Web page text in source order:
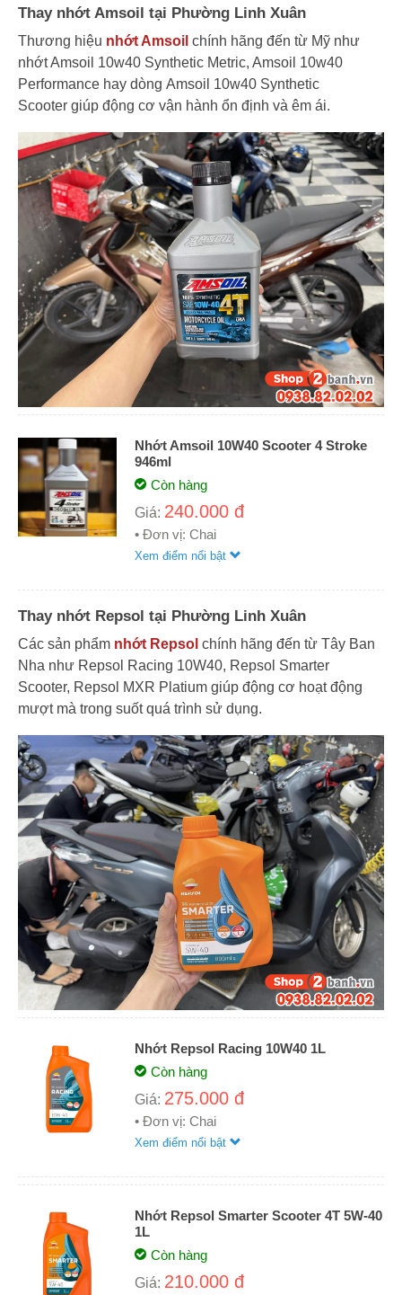
Thay nhớt Amsoil tại Phường Linh Xuân
Thương hiệu nhớt Amsoil chính hãng đến từ Mỹ như
nhớt Amsoil 10w40 Synthetic Metric, Amsoil 10w40
Performance hay dòng Amsoil 10w40 Synthetic
Scooter giúp động cơ vận hành ổn định và êm ái.
Nhớt Amsoil 10W40 Scooter 4 Stroke
946ml
Còn hàng
Giá: 240.000 đ
• Đơn vị: Chai
Xem điểm nổi bật
Thay nhớt Repsol tại Phường Linh Xuân
Các sản phẩm nhớt Repsol chính hãng đến từ Tây Ban
Nha như Repsol Racing 10W40, Repsol Smarter
Scooter, Repsol MXR Platium giúp động cơ hoạt động
mượt mà trong suốt quá trình sử dụng.
Nhớt Repsol Racing 10W40 1L
Còn hàng
Giá: 275.000 đ
• Đơn vị: Chai
Xem điểm nổi bật
Nhớt Repsol Smarter Scooter 4T 5W-40
1L
Còn hàng
Giá: 210.000 đ